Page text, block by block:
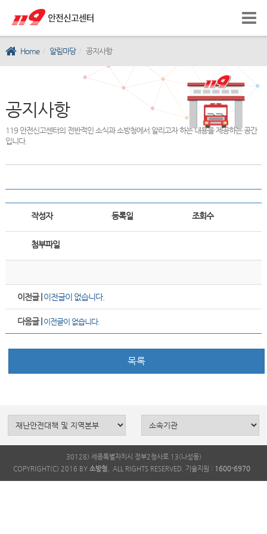
Home 알림마당 공지사항
공지사항
119 안전신고센터의 전반적인 소식과 소방청에서 알리고자 하는 내용을 제공하는 공간
입니다.
작성자 등록일 조회수
첨부파일
이전글 | 이전글이 없습니다.
다음글 | 이전글이 없습니다.
목록
30128) 세종특별자치시 정부2청사로 13(나성동)
COPYRIGHT(C) 2016 BY 소방청. ALL RIGHTS RESERVED. 기술지원 : 1600-6970